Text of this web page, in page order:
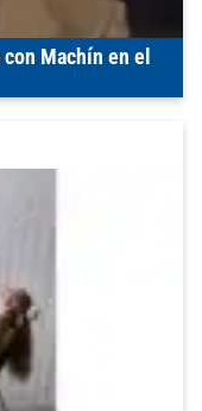
Machín en el